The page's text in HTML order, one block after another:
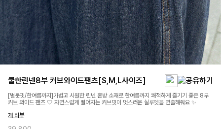
쿨한린넨8부 커브와이드팬츠[S,M,L사이즈]
[벌룬핏/한여름까지]가볍고 시원한 린넨 혼방 소재로 한여름까지 쾌적하게 즐기기 좋은 8부
커브 와이드 팬츠 🤍 자연스럽게 떨어지는 커브핏이 멋스러운 실루엣을 연출해줘요 ✨
개 리뷰